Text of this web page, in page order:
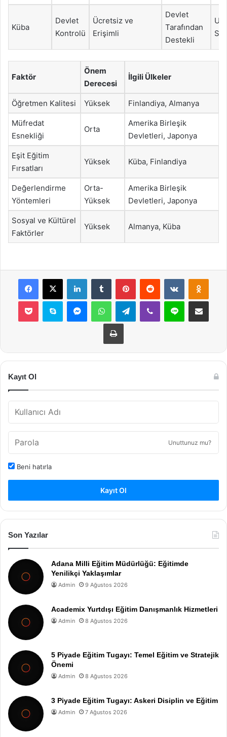
Küba
Devlet
Kontrolü
Ücretsiz ve
Erişimli
Devlet
Tarafından
Destekli
Faktör
Önem
Derecesi
İlgili Ülkeler
Öğretmen Kalitesi Yüksek Finlandiya, Almanya
Müfredat
Esnekliği
Orta
Amerika Birleşik
Devletleri, Japonya
Eşit Eğitim
Fırsatları
Yüksek Küba, Finlandiya
Değerlendirme
Yöntemleri
Orta-
Yüksek
Amerika Birleşik
Devletleri, Japonya
Sosyal ve Kültürel
Faktörler
Yüksek Almanya, Küba
Facebook
X LinkedInTumblr PinterestReddit VKontakte
Pocket Skype MessengerWhatsAppTelegramViber Line E-Posta ile
Yazdır
Kayıt Ol
Unuttunuz mu?
Beni hatırla
Kayıt Ol
Son Yazılar
Adana Milli Eğitim Müdürlüğü: Eğitimde
Yenilikçi Yaklaşımlar
Admin 9 Ağustos 2026
Academix Yurtdışı Eğitim Danışmanlık Hizmetleri
Admin 8 Ağustos 2026
5 Piyade Eğitim Tugayı: Temel Eğitim ve Stratejik
Önemi
Admin 8 Ağustos 2026
3 Piyade Eğitim Tugayı: Askeri Disiplin ve Eğitim
Admin 7 Ağustos 2026